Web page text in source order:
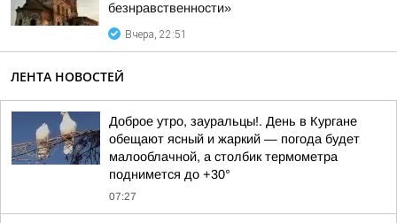
безнравственности»
Вчера, 22:51
ЛЕНТА НОВОСТЕЙ
Доброе утро, зауральцы!. День в Кургане
обещают ясный и жаркий — погода будет
малооблачной, а столбик термометра
поднимется до +30°
07:27